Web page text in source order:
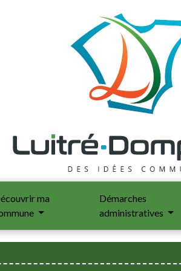
ma
Démarches
administratives